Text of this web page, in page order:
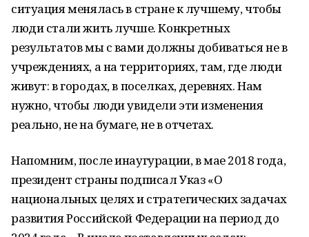
ситуация менялась в стране к лучшему, чтобы
люди стали жить лучше. Конкретных
результатов мы с вами должны добиваться не в
учреждениях, а на территориях, там, где люди
живут: в городах, в поселках, деревнях. Нам
нужно, чтобы люди увидели эти изменения
реально, не на бумаге, не в отчетах.
Напомним, после инаугурации, в мае 2018 года,
президент страны подписал Указ «О
национальных целях и стратегических задачах
развития Российской Федерации на период до